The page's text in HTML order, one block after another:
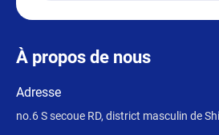
À propos de nous
Adresse
no.6 S secoue RD, district masculin de